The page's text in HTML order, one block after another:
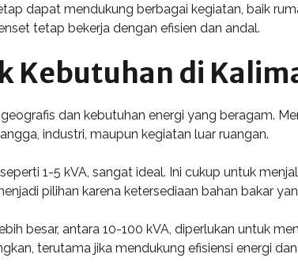
dapat mendukung berbagai kegiatan, baik
tetap bekerja dengan efisien dan andal.
Kebutuhan di
dan kebutuhan energi yang beragam.
industri, maupun kegiatan luar ruangan.
1-5 kVA, sangat ideal. Ini cukup untuk
pilihan karena ketersediaan bahan bakar
besar, antara 10-100 kVA, diperlukan untuk
terutama jika mendukung efisiensi energi